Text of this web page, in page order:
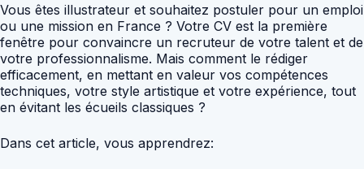
Vous êtes illustrateur et souhaitez postuler pour un emploi
ou une mission en France ? Votre CV est la première
fenêtre pour convaincre un recruteur de votre talent et de
votre professionnalisme. Mais comment le rédiger
efficacement, en mettant en valeur vos compétences
techniques, votre style artistique et votre expérience, tout
en évitant les écueils classiques ?
Dans cet article, vous apprendrez: